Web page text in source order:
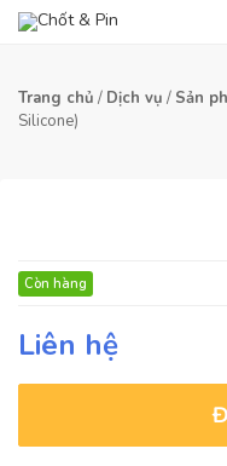
Trang chủ / Dịch vụ / Sản
Silicone)
Còn hàng
Liên hệ